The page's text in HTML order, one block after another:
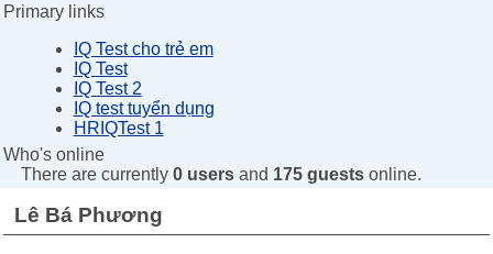
Primary links
IQ Test cho trẻ em
IQ Test
IQ Test 2
IQ test tuyển dụng
HRIQTest 1
Who's online
There are currently 0 usersand 175 guestsonline.
Lê Bá Phương